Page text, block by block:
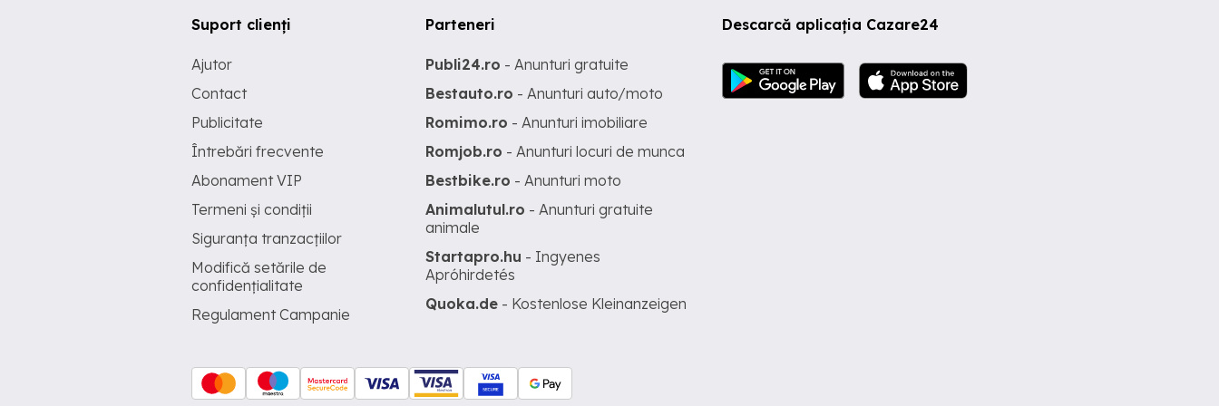
Descarcă aplicația Cazare24
Suport clienți
Ajutor
Contact
Publicitate
Întrebări frecvente
Abonament VIP
Termeni și condiții
Siguranța tranzacțiilor
Modifică setările de
confidențialitate
Regulament Campanie
Parteneri
Publi24.ro - Anunturi gratuite
Bestauto.ro - Anunturi auto/moto
Romimo.ro - Anunturi imobiliare
Romjob.ro - Anunturi locuri de munca
Bestbike.ro - Anunturi moto
Animalutul.ro - Anunturi gratuite
animale
Startapro.hu - Ingyenes
Apróhirdetés
Quoka.de - Kostenlose Kleinanzeigen